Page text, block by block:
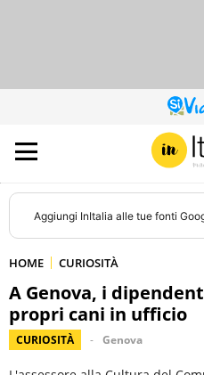
Aggiungi InItalia alle tue fonti
HOME CURIOSITÀ
A Genova, i
propri cani in ufficio
CURIOSITÀ Genova